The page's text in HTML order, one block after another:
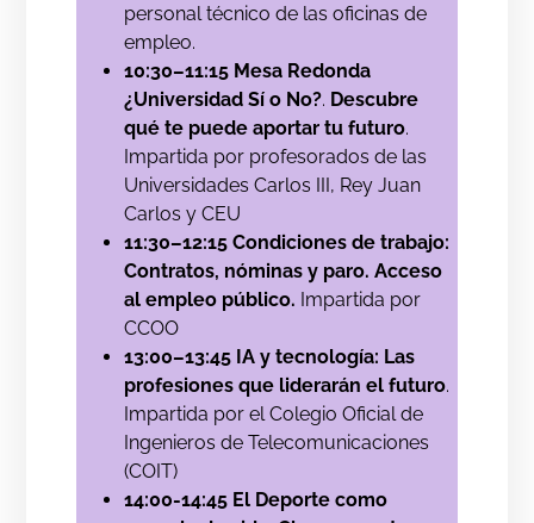
personal técnico de las oficinas de
empleo.
10:30–11:15 Mesa Redonda
¿Universidad Sí o No?. Descubre
qué te puede aportar tu futuro.
Impartida por profesorados de las
Universidades Carlos III, Rey Juan
Carlos y CEU
11:30–12:15 Condiciones de trabajo:
Contratos, nóminas y paro. Acceso
al empleo público. Impartida por
CCOO
13:00–13:45 IA y tecnología: Las
profesiones que liderarán el futuro.
Impartida por el Colegio Oficial de
Ingenieros de Telecomunicaciones
(COIT)
14:00-14:45 El Deporte como